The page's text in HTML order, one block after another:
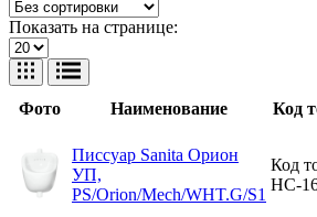
Показать на странице:
Фото Наименование Код
Писсуар Sanita Орион
УП,
PS/Orion/Mech/WHT.G/S1
Код
НС-